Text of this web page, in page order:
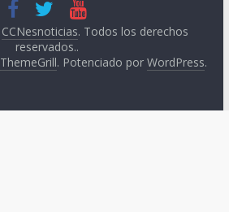
CCNesnoticias. Todos los derechos
reservados..
ThemeGrill. Potenciado por WordPress.